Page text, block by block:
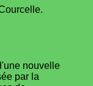
nouvelle
par la